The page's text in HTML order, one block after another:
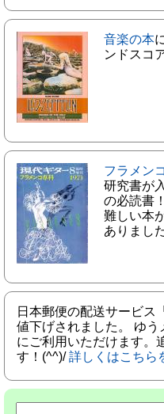
音楽の本
ンドスコ
フラメン
研究書が
の必読書
難しい本
ありまし
日本郵便の配送サービス
値下げされました。 ゆう
にご利用いただけます。
す！(^^)/詳しくはこちら